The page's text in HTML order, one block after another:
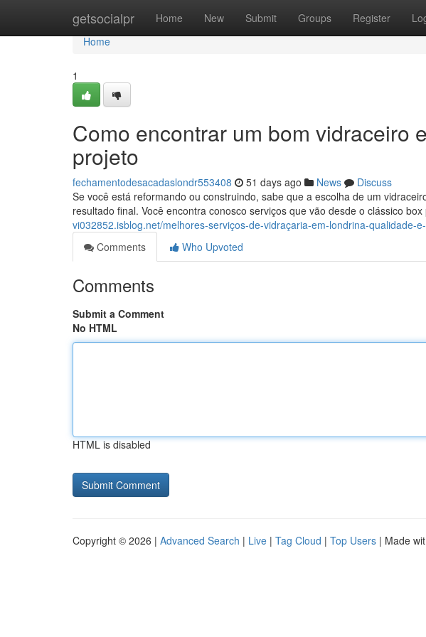
getsocialpr Home New Submit Groups Register
Home
Home
1
Como encontrar um bom vidraceiro
projeto
fechamentodesacadaslondr553408 51 days ago News
Discuss
Se você está reformando ou construindo, sabe que a escolha de um
resultado final. Você encontra conosco serviços que vão desde o clássico box
vi032852.isblog.net/melhores-serviços-de-vidraçaria-em-londrina-qualidade-
Comments
Who Upvoted
Comments
Submit a Comment
No HTML
HTML is disabled
Copyright © 2026 | Advanced Search | Live | Tag Cloud | Top Users | Made